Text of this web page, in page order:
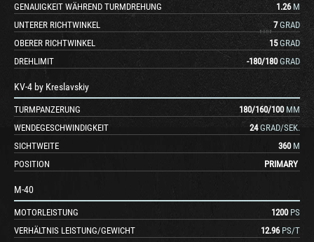
GENAUIGKEIT WÄHREND TURMDREHUNG
1.26 M
UNTERER RICHTWINKEL
7 GRAD
OBERER RICHTWINKEL
15 GRAD
DREHLIMIT
-180/180 GRAD
KV-4 by Kreslavskiy
TURMPANZERUNG 180/160/100 MM
WENDEGESCHWINDIGKEIT
24 GRAD/SEK.
SICHTWEITE
360 M
POSITION
PRIMARY
M-40
MOTORLEISTUNG 1200 PS
VERHÄLTNIS LEISTUNG/GEWICHT
12.96 PS/T